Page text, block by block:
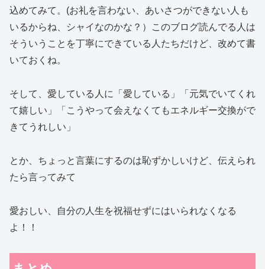
込めてみて。(お礼を言わない、あいさつができない人も
いるからね、シャイなのかな？）このブログ読んでる人は
そういうことを丁寧にできている人たちだけど、改めて書
いておくね。
そして、愛している人に「愛している」「元気でいてくれ
て嬉しい」「こうやって会えなくてもエネルギー交換がで
きてうれしい」
とか、ちょっと言葉にするのは恥ずかしいけど、伝えられ
たら言ってみて
愛おしい、自分の人生を祝福せずにはいられなくなる
よ！！